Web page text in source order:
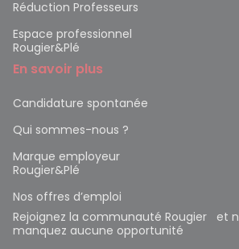
Réduction Professeurs
Espace professionnel
Rougier&Plé
En savoir plus
Candidature spontanée
Qui sommes-nous ?
Marque employeur
Rougier&Plé
Nos offres d’emploi
Rejoignez la communauté Rougier et
manquez aucune opportunité